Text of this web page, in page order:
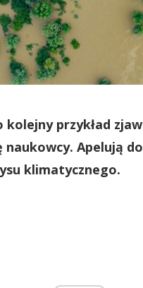
przykład
Apelują
klimatycznego.